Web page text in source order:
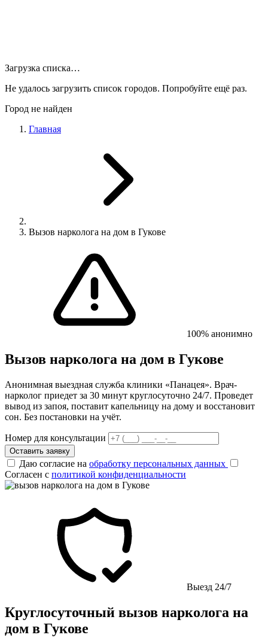
Загрузка списка…
Не удалось загрузить список городов. Попробуйте ещё раз.
Город не найден
Главная
Вызов нарколога на дом в Гукове
100% анонимно
Вызов нарколога на дом в Гукове
Анонимная выездная служба клиники «Панацея». Врач-
нарколог приедет за 30 минут круглосуточно 24/7. Проведет
вывод из запоя, поставит капельницу на дому и восстановит
сон. Без постановки на учёт.
Номер для консультации
Оставить заявку
Даю согласие на обработку персональных данных
Согласен с политикой конфиденциальности
Выезд 24/7
Круглосуточный вызов нарколога на
дом в Гукове